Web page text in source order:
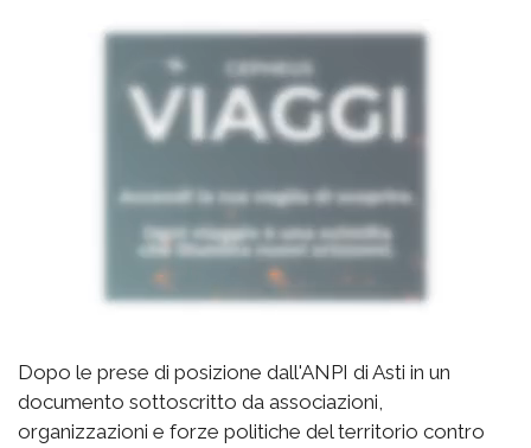
Dopo le prese di posizione dall'ANPI di Asti in un
documento sottoscritto da associazioni,
organizzazioni e forze politiche del territorio contro